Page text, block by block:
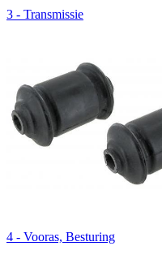
3 - Transmissie
4 - Vooras, Besturing